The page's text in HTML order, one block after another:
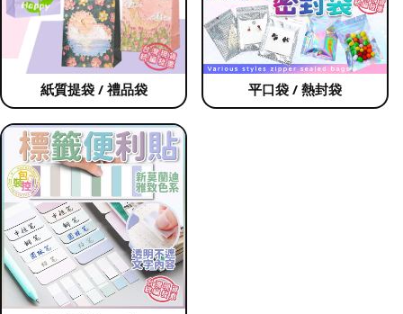
紙質提袋 / 禮品袋 平口袋 / 熱封袋